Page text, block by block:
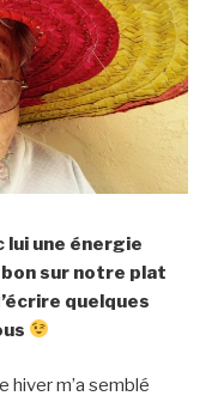
une énergie
sur notre plat
quelques
hiver m’a semblé